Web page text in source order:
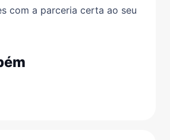
com a parceria certa ao seu